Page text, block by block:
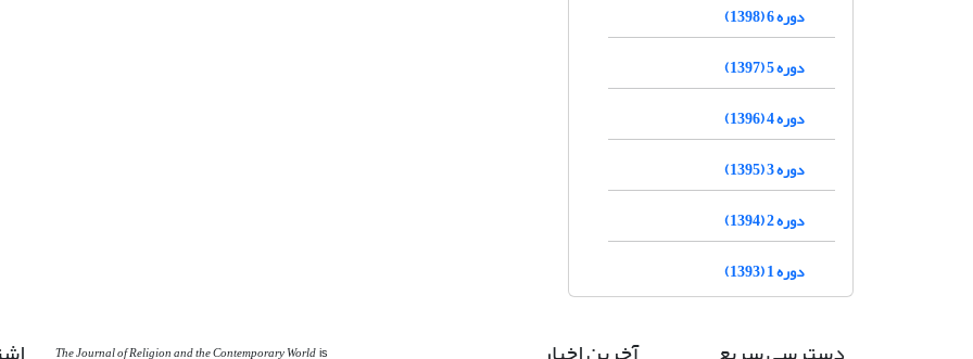
دوره 6 (1398)
دوره 5 (1397)
دوره 4 (1396)
دوره 3 (1395)
دوره 2 (1394)
دوره 1 (1393)
The Journal of Religion and the Contemporary World is